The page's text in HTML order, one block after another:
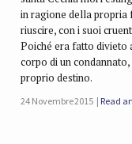
in ragione della propria
riuscire, con i suoi
Poiché era fatto divieto
corpo di un
proprio destino.
24 Novembre 2015 Read